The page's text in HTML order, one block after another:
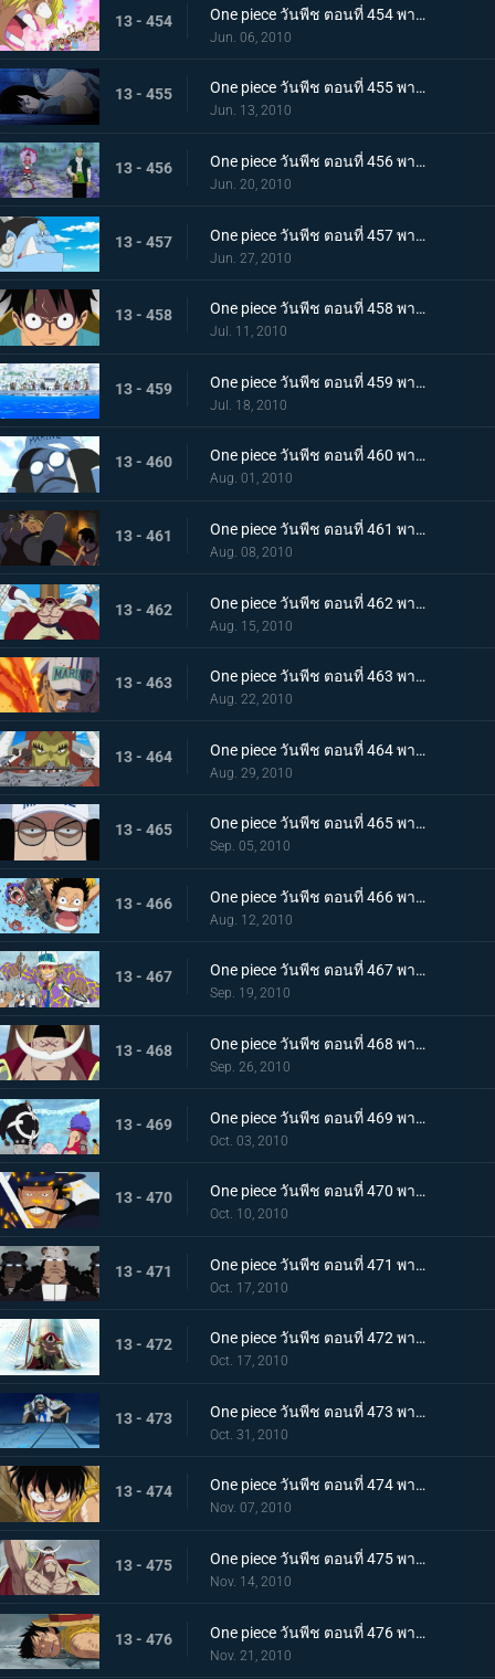
13 - 454 One piece วันพีช ตอนที่ 454 พากย์ไทย พรรคพวกอยู่ไหนกันบ้าง นกน้อยของแม่นกยักษ์และการประจันหน้าสีชมพู!
Jun. 06, 2010
13 - 455 One piece วันพีช ตอนที่ 455 พากย์ไทย พรรคพวกอยู่ไหนกันบ้าง กองทัพปฏิวัติและกับดักในป่าชูชก!
Jun. 13, 2010
13 - 456 One piece วันพีช ตอนที่ 456 พากย์ไทย พรรคพวกอยู่ไหนกันบ้าง ป้ายหลุมศพยักษ์และหนี้บุญคุณกางเกงใน
Jun. 20, 2010
13 - 457 One piece วันพีช ตอนที่ 457 พากย์ไทย ตอนพิเศษรำลึกความหลังก่อนถึงศูนย์ใหญ่ - คำสาบานของพี่น้อง!
Jun. 27, 2010
13 - 458 One piece วันพีช ตอนที่ 458 พากย์ไทย ตอนพิเศษรำลึกความหลังก่อนถึงศูนย์ใหญ่ - การรวมตัวของสามพลเรือเอก
Jul. 11, 2010
13 - 459 One piece วันพีช ตอนที่ 459 พากย์ไทย เวลาออกศึกใกล้มาถึง! ทัพแกร่งไร้เทียมทานของกองทัพเรือ!
Jul. 18, 2010
13 - 460 One piece วันพีช ตอนที่ 460 พากย์ไทย กองเรือมหึมาปรากฏ! กลุ่มโจรสลัดหนวดขาวบุกมาแล้ว
Aug. 01, 2010
13 - 461 One piece วันพีช ตอนที่ 461 พากย์ไทย ศึกตัดสินเริ่มเปิดม่าน! อดีตระหว่าง เอส กับ หนวดขาว!
Aug. 08, 2010
13 - 462 One piece วันพีช ตอนที่ 462 พากย์ไทย พลังทำลายล้างโลก! ความสามารถของ ผลกุระ-กุระ
Aug. 15, 2010
13 - 463 One piece วันพีช ตอนที่ 463 พากย์ไทย เผาทุกสิ่งจนมอดไหม้!! พลังของพลเรือเอกอาคาอินุ!
Aug. 22, 2010
13 - 464 One piece วันพีช ตอนที่ 464 พากย์ไทย ลูกหลานของปีศาจ! ลิตเติ้ลออสจูเนียร์! จู่โจม
Aug. 29, 2010
13 - 465 One piece วันพีช ตอนที่ 465 พากย์ไทย ผู้ชนะเท่านั้นที่ถูกต้อง! แผนของเซ็นโงคุเริ่มออกลาย!
Sep. 05, 2010
13 - 466 One piece วันพีช ตอนที่ 466 พากย์ไทย ทีมหมวกฟางมาถึงแล้ว! สนามรบเดือดถึงขีดสุด
Aug. 12, 2010
13 - 467 One piece วันพีช ตอนที่ 467 พากย์ไทย ถึงต้องตายก็จะช่วย การต่อสู้ของ ลูฟี่ กับ กองทัพเรือ เริ่มแล้ว
Sep. 19, 2010
13 - 468 One piece วันพีช ตอนที่ 468 พากย์ไทย สงครามยังคงดุเดือด! การต่อสู้ระหว่างผู้มีพลังพิเศษ
Sep. 26, 2010
13 - 469 One piece วันพีช ตอนที่ 469 พากย์ไทย เหตุผิดปกติที่เกิดจากคุมะ หมัดแห่งความโกรธของคุณอีวา
Oct. 03, 2010
13 - 470 One piece วันพีช ตอนที่ 470 พากย์ไทย สุดยอดนักดาบมิฮอว์ค คมดาบดำที่ฟาดใส่ลูฟี่
Oct. 10, 2010
13 - 471 One piece วันพีช ตอนที่ 471 พากย์ไทย เริ่มแผนทำลายล้าง อาณุภาพของกองทัพแปซิฟิสต้า
Oct. 17, 2010
13 - 472 One piece วันพีช ตอนที่ 472 พากย์ไทย อุบายของอาคาอินุ! หนวดขาวติดกับเข้าแล้ว
Oct. 17, 2010
13 - 473 One piece วันพีช ตอนที่ 473 พากย์ไทย เริ่มใช้แผนกำแพงล้อม! กลุ่มโจรสลัดหนวดขาวจนมุม!!
Oct. 31, 2010
13 - 474 One piece วันพีช ตอนที่ 474 พากย์ไทย คำสั่งลงมือประหารออกมาแล้ว ถล่มกำแพงที่ล้อมเร็วเข้า!
Nov. 07, 2010
13 - 475 One piece วันพีช ตอนที่ 475 พากย์ไทย เข้าสู่ช่วงสุดท้าย! หมากพลิกสถานการณ์ของหนวดขาว
Nov. 14, 2010
13 - 476 One piece วันพีช ตอนที่ 476 พากย์ไทย ลูพี่หมดแรง! สงครามดุเดือดเหนือลานโอริส!!
Nov. 21, 2010